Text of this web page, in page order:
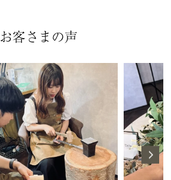
お客さまの声